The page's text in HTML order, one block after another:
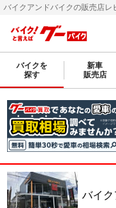
バイクアンドバイクの販売店レ
バイクを
探す
新車
販売店
バイク